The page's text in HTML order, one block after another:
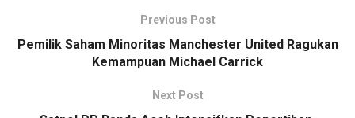
Previous Post
Pemilik Saham Minoritas Manchester United Ragukan
Kemampuan Michael Carrick
Next Post